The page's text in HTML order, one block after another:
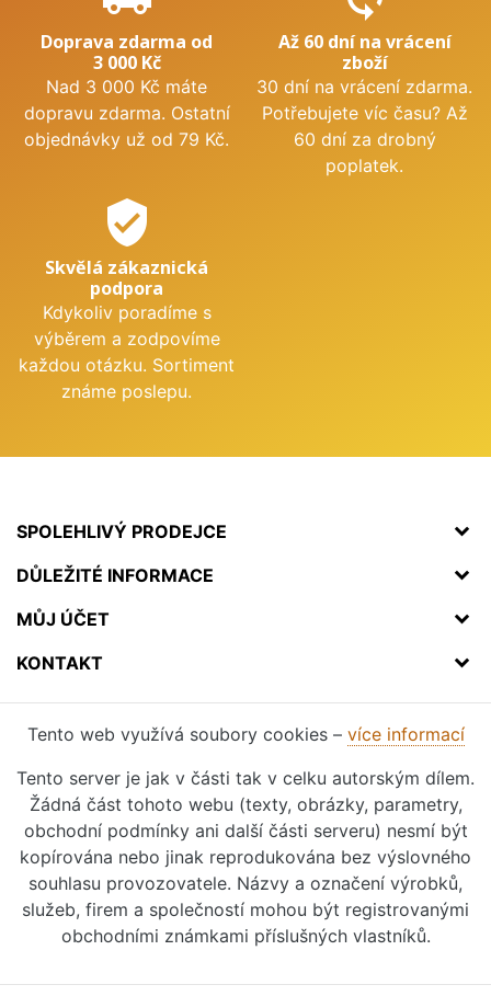
Doprava zdarma od
3 000 Kč
Nad 3 000 Kč máte
dopravu zdarma. Ostatní
objednávky už od 79 Kč.
Až 60 dní na vrácení
zboží
30 dní na vrácení zdarma.
Potřebujete víc času? Až
60 dní za drobný
poplatek.
verified_user
Skvělá zákaznická
podpora
Kdykoliv poradíme s
výběrem a zodpovíme
každou otázku. Sortiment
známe poslepu.
SPOLEHLIVÝ PRODEJCE
DŮLEŽITÉ INFORMACE
MŮJ ÚČET
KONTAKT
Tento web využívá soubory cookies – více informací
Tento server je jak v části tak v celku autorským dílem.
Žádná část tohoto webu (texty, obrázky, parametry,
obchodní podmínky ani další části serveru) nesmí být
kopírována nebo jinak reprodukována bez výslovného
souhlasu provozovatele. Názvy a označení výrobků,
služeb, firem a společností mohou být registrovanými
obchodními známkami příslušných vlastníků.